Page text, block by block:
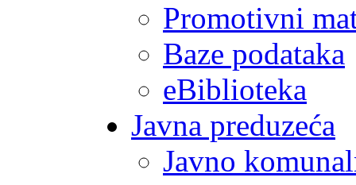
Promotivni
Baze podataka
eBiblioteka
Javna preduzeća
Javno